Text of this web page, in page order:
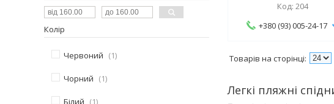
204
+380 (93) 005-24-17
Легкі пляжні
Колір
Червоний 1
Чорний 1
Білий 1